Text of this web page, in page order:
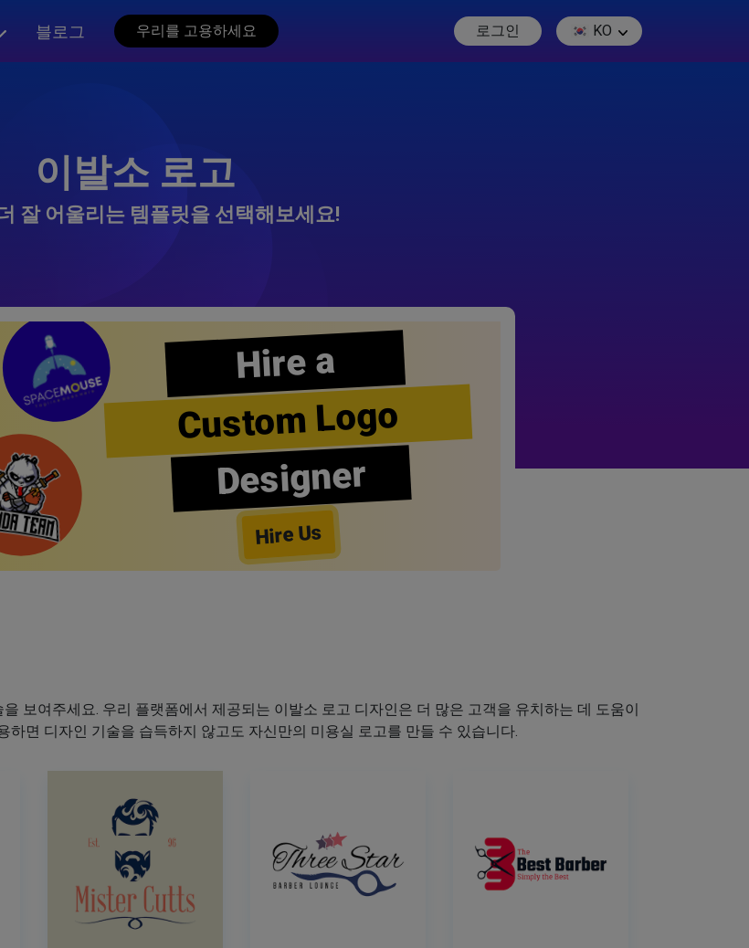
블로그 우리를 고용하세요 로그인 KO
이발소 로고
잘 어울리는 템플릿을 선택해보세요!
Hire a
Custom Logo
Designer
Hire Us
보여주세요. 우리 플랫폼에서 제공되는 이발소 로고 디자인은 더 많은 고객을 유치하는 데 도움이
하면 디자인 기술을 습득하지 않고도 자신만의 미용실 로고를 만들 수 있습니다.